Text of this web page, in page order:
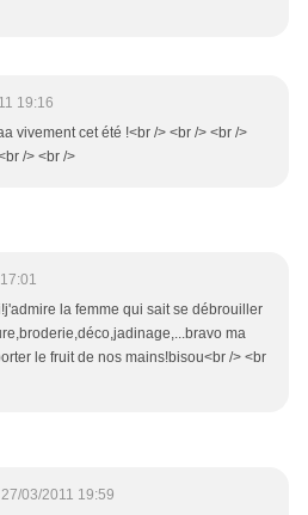
19:16
vivement cet été !<br /> <br /> <br />
/> <br />
la femme qui sait se débrouiller
ma
le fruit de nos mains!bisou<br /> <br
27/03/2011 19:59